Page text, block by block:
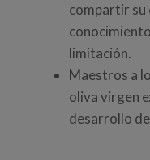
compartir su
limitación.
Maestros a
oliva virgen
desarrollo